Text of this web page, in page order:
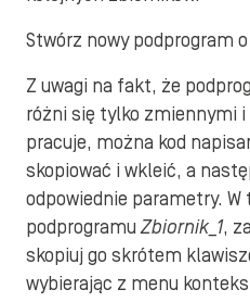
Stwórz nowy podprogram
Z uwagi na fakt, że
różni się tylko zmiennymi
pracuje, można kod
skopiować i wkleić, a
odpowiednie parametry.
podprogramuZbiornik_1,
skopiuj go skrótem
wybierając z menu